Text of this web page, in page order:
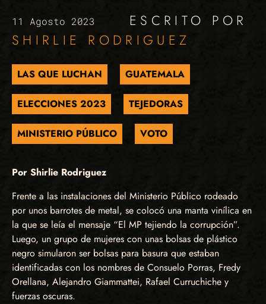
11 Agosto 2023
ESCRITO POR
SHIRLIE RODRIGUEZ
LAS QUE LUCHAN GUATEMALA
ELECCIONES 2023 TEJEDORAS
MINISTERIO PÚBLICO VOTO
Por Shirlie Rodriguez
Frente a las instalaciones del Ministerio Público rodeado
por unos barrotes de metal, se colocó una manta vinílica en
la que se leía el mensaje “El MP tejiendo la corrupción”.
Luego, un grupo de mujeres con unas bolsas de plástico
negro simularon ser bolsas para basura que estaban
identificadas con los nombres de Consuelo Porras, Fredy
Orellana, Alejandro Giammattei, Rafael Curruchiche y
fuerzas oscuras.